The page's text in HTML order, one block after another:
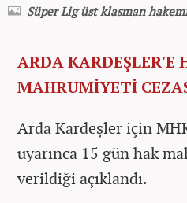
Süper Lig üst klasman
ARDA KARDEŞLER'E
MAHRUMİYETİ
Arda Kardeşler için
uyarınca 15 gün hak
verildiği açıklandı.